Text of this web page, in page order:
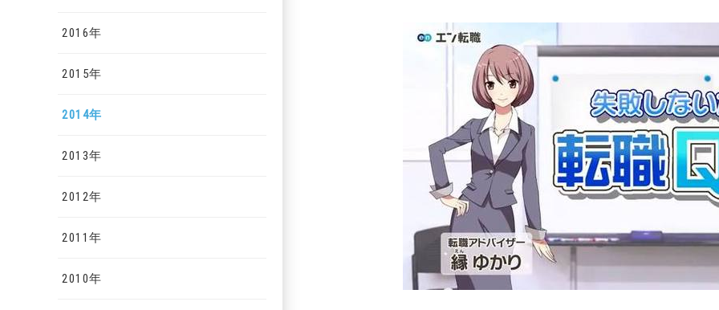
2016年
2015年
2014年
2013年
2012年
2011年
2010年